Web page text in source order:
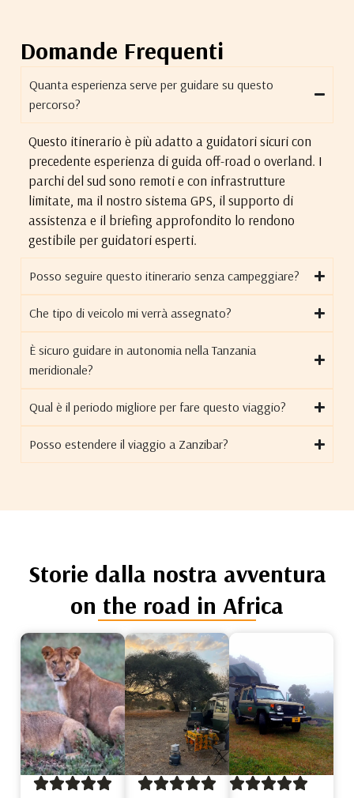
Domande Frequenti
Quanta esperienza serve per guidare su questo
percorso?
Questo itinerario è più adatto a guidatori sicuri con
precedente esperienza di guida off-road o overland. I
parchi del sud sono remoti e con infrastrutture
limitate, ma il nostro sistema GPS, il supporto di
assistenza e il briefing approfondito lo rendono
gestibile per guidatori esperti.
Posso seguire questo itinerario senza campeggiare?
Che tipo di veicolo mi verrà assegnato?
È sicuro guidare in autonomia nella Tanzania
meridionale?
Qual è il periodo migliore per fare questo viaggio?
Posso estendere il viaggio a Zanzibar?
Storie dalla nostra avventura
on the road in Africa